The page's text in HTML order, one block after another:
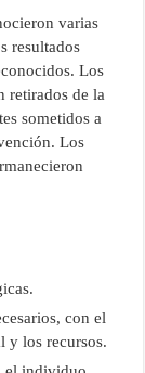
varias
resultados
Los
retirados de la
sometidos a
Los
con el
y los recursos.